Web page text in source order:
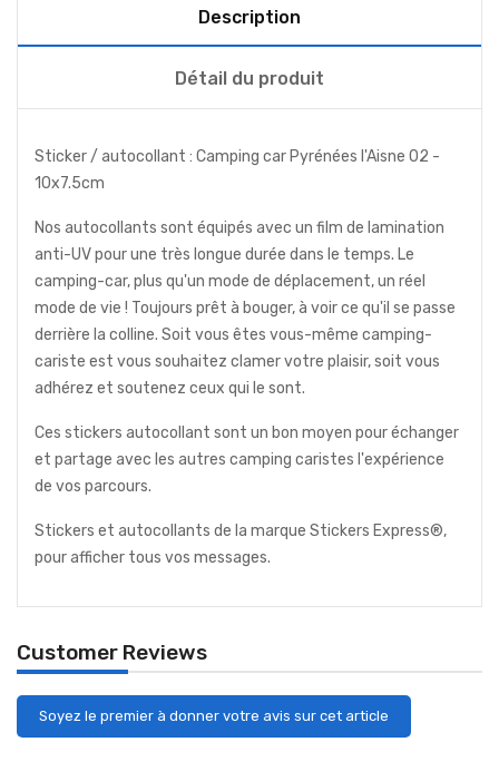
Description
Détail du produit
Sticker / autocollant : Camping car Pyrénées l'Aisne 02 -
10x7.5cm
Nos autocollants sont équipés avec un film de lamination
anti-UV pour une très longue durée dans le temps. Le
camping-car, plus qu'un mode de déplacement, un réel
mode de vie ! Toujours prêt à bouger, à voir ce qu'il se passe
derrière la colline. Soit vous êtes vous-même camping-
cariste est vous souhaitez clamer votre plaisir, soit vous
adhérez et soutenez ceux qui le sont.
Ces stickers autocollant sont un bon moyen pour échanger
et partage avec les autres camping caristes l'expérience
de vos parcours.
Stickers et autocollants de la marque Stickers Express®,
pour afficher tous vos messages.
Customer Reviews
Soyez le premier à donner votre avis sur cet article